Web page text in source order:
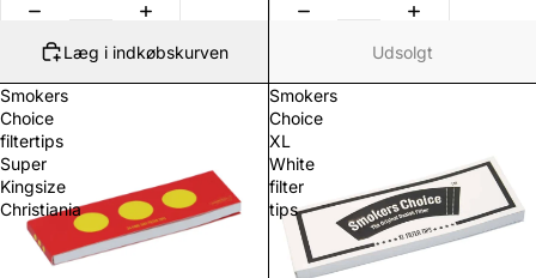
Læg i indkøbskurven Udsolgt
Smokers
Choice
filtertips
Super
Kingsize
Christiania
Smokers
Choice
XL
White
filter
tips